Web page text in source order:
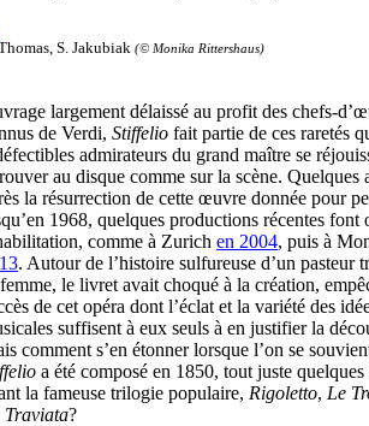
S. Jakubiak (© Monika Rittershaus)
largement délaissé au profit des chefs-
de Verdi, Stiffelio fait partie de ces raretés
admirateurs du grand maître se
au disque comme sur la scène. Quelques
la résurrection de cette œuvre donnée pour
1968, quelques productions récentes
comme à Zurich en 2004, puis à
. Autour de l’histoire sulfureuse d’un pasteur
le livret avait choqué à la création,
de cet opéra dont l’éclat et la variété des
suffisent à eux seuls à en justifier la
comment s’en étonner lorsque l’on se
a été composé en 1850, tout juste
la fameuse trilogie populaire, Rigoletto, Le
Traviata?